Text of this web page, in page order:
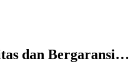
dan